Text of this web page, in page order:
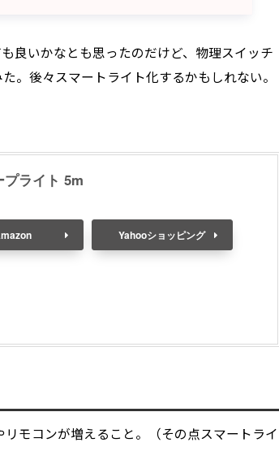
良いかなとも思ったのだけど、物理スイッチ
。後々スマートライト化するかもしれない。
ライト 5m
Yahooショッピング
モコンが増えること。（その点スマートライ